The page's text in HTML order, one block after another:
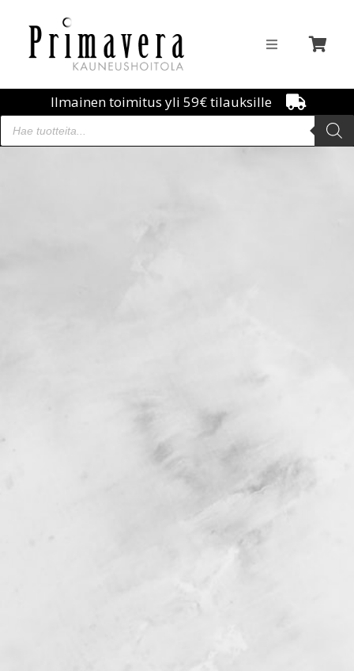
Ilmainen toimitus yli 59€ tilauksille